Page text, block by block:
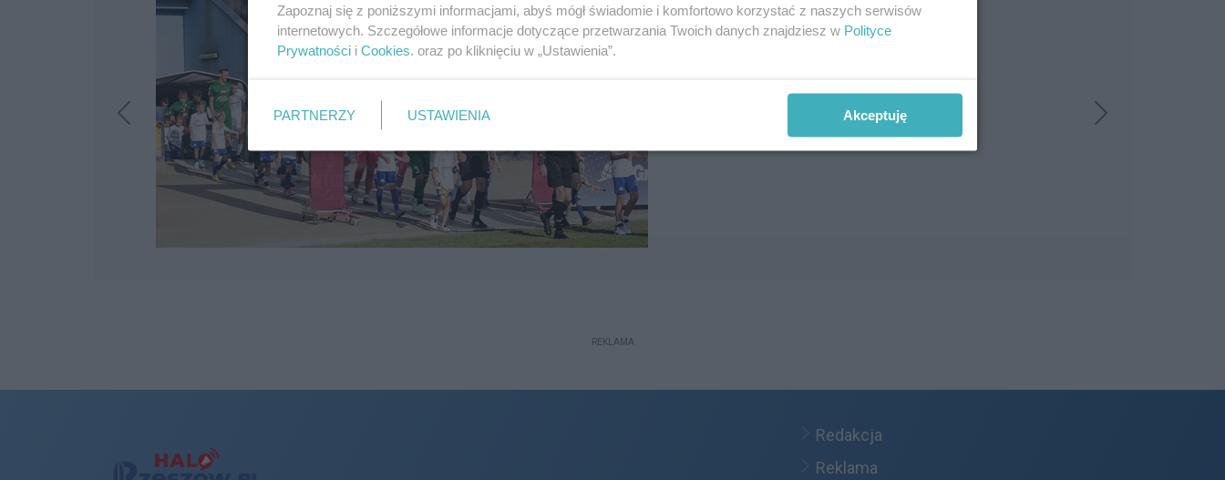
REKLAMA
Redakcja
Reklama
Zapoznaj się z poniższymi informacjami, abyś mógł świadomie i komfortowo korzystać z naszych serwisów
internetowych. Szczegółowe informacje dotyczące przetwarzania Twoich danych znajdziesz w Polityce
Prywatności i Cookies. oraz po kliknięciu w „Ustawienia”.
PARTNERZY USTAWIENIA Akceptuję